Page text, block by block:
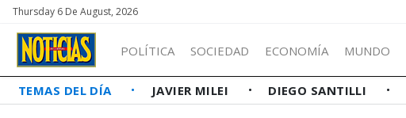
Thursday 6 De August, 2026
POLÍTICA SOCIEDAD ECONOMÍA MUNDO
TEMAS DEL DÍA JAVIER MILEI DIEGO SANTILLI